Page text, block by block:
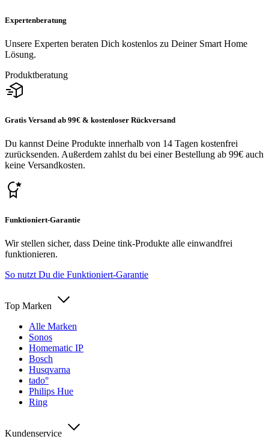
Expertenberatung
Unsere Experten beraten Dich kostenlos zu Deiner Smart Home
Lösung.
Produktberatung
Gratis Versand ab 99€ & kostenloser Rückversand
Du kannst Deine Produkte innerhalb von 14 Tagen kostenfrei
zurücksenden. Außerdem zahlst du bei einer Bestellung ab 99€ auch
keine Versandkosten.
Funktioniert-Garantie
Wir stellen sicher, dass Deine tink-Produkte alle einwandfrei
funktionieren.
So nutzt Du die Funktioniert-Garantie
Top Marken
Alle Marken
Sonos
Homematic IP
Bosch
Husqvarna
tado°
Philips Hue
Ring
Kundenservice